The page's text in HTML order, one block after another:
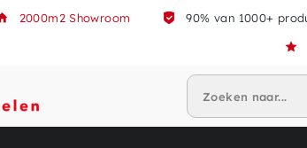
2000m2 Showroom 90% van 1000+
Zoeken naar...